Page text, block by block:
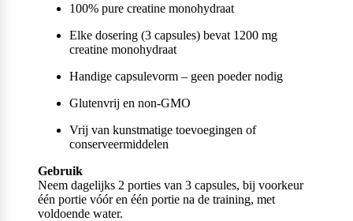
100% pure creatine monohydraat
Elke dosering (3 capsules) bevat 1200 mg
creatine monohydraat
Handige capsulevorm – geen poeder nodig
Glutenvrij en non-GMO
Vrij van kunstmatige toevoegingen of
conserveermiddelen
Gebruik
Neem dagelijks 2 porties van 3 capsules, bij voorkeur
één portie vóór en één portie na de training, met
voldoende water.